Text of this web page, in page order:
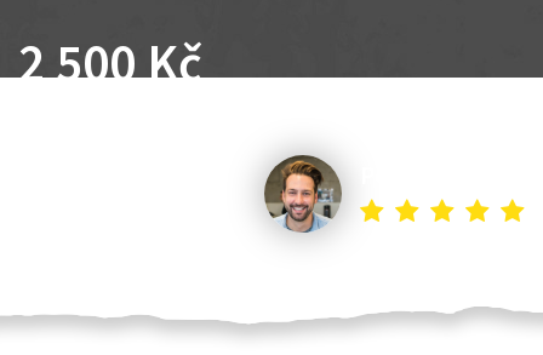
2 500 Kč